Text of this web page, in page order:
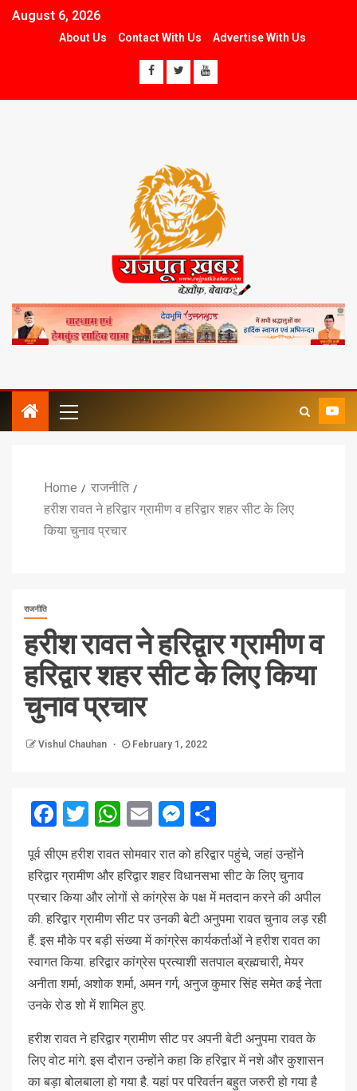
August 6, 2026
About Us Contact With Us Advertise With Us
Home
राजनीति
हरीश रावत ने हरिद्वार ग्रामीण व हरिद्वार शहर सीट के लिए
किया चुनाव प्रचार
राजनीति
हरीश रावत ने हरिद्वार ग्रामीण व
हरिद्वार शहर सीट के लिए किया
चुनाव प्रचार
Vishul Chauhan February 1, 2022
Facebook
Twitter
WhatsApp
EmailMessenger
पूर्व सीएम हरीश रावत सोमवार रात को हरिद्वार पहुंचे, जहां उन्होंने
हरिद्वार ग्रामीण और हरिद्वार शहर विधानसभा सीट के लिए चुनाव
प्रचार किया और लोगों से कांग्रेस के पक्ष में मतदान करने की अपील
की. हरिद्वार ग्रामीण सीट पर उनकी बेटी अनुपमा रावत चुनाव लड़ रही
हैं. इस मौके पर बड़ी संख्या में कांग्रेस कार्यकर्ताओं ने हरीश रावत का
स्वागत किया. हरिद्वार कांग्रेस प्रत्याशी सतपाल ब्रह्मचारी, मेयर
अनीता शर्मा, अशोक शर्मा, अमन गर्ग, अनुज कुमार सिंह समेत कई नेता
उनके रोड शो में शामिल हुए.
हरीश रावत ने हरिद्वार ग्रामीण सीट पर अपनी बेटी अनुपमा रावत के
लिए वोट मांगे. इस दौरान उन्होंने कहा कि हरिद्वार में नशे और कुशासन
का बड़ा बोलबाला हो गया है. यहां पर परिवर्तन बहुत जरुरी हो गया है